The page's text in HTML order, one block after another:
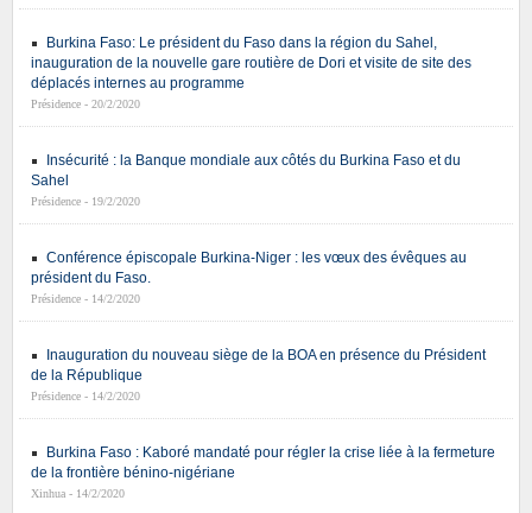
Burkina Faso: Le président du Faso dans la région du Sahel,
inauguration de la nouvelle gare routière de Dori et visite de site des
déplacés internes au programme
Présidence - 20/2/2020
Insécurité : la Banque mondiale aux côtés du Burkina Faso et du
Sahel
Présidence - 19/2/2020
Conférence épiscopale Burkina-Niger : les vœux des évêques au
président du Faso.
Présidence - 14/2/2020
Inauguration du nouveau siège de la BOA en présence du Président
de la République
Présidence - 14/2/2020
Burkina Faso : Kaboré mandaté pour régler la crise liée à la fermeture
de la frontière bénino-nigériane
Xinhua - 14/2/2020